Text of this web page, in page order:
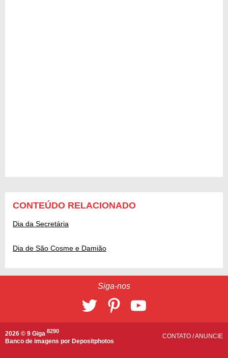
CONTEÚDO RELACIONADO
Dia da Secretária
Dia de São Cosme e Damião
Siga-nos
2026 © 9 Giga 8290
Banco de imagens por Depositphotos
CONTATO /ANUNCIE